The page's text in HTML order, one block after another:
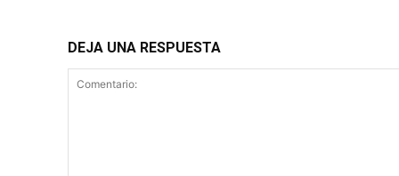
DEJA UNA RESPUESTA